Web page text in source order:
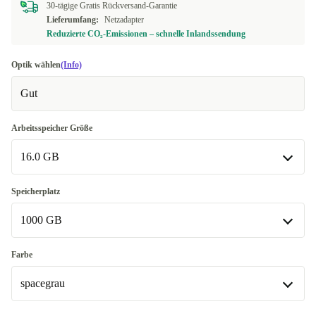
30-tägige Gratis Rückversand-Garantie
Lieferumfang:
Netzadapter
Reduzierte CO₂-Emissionen – schnelle Inlandssendung
Optik wählen(Info)
Gut
Arbeitsspeicher Größe
16.0 GB
16.0 GB
In anderen Kombinationen verfügbar
32.0 GB
Speicherplatz
1000 GB
1000 GB
In anderen Kombinationen verfügbar
500 GB
Farbe
spacegrau